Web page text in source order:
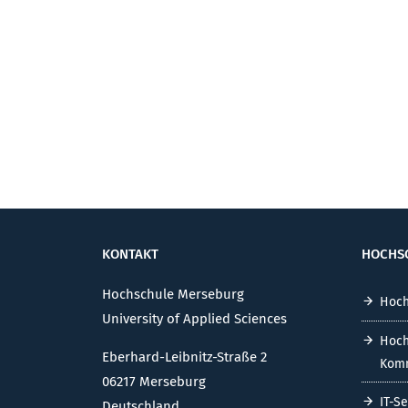
KONTAKT
Hochschule Merseburg
University of Applied Sciences
Eberhard-Leibnitz-Straße 2
06217 Merseburg
IT-